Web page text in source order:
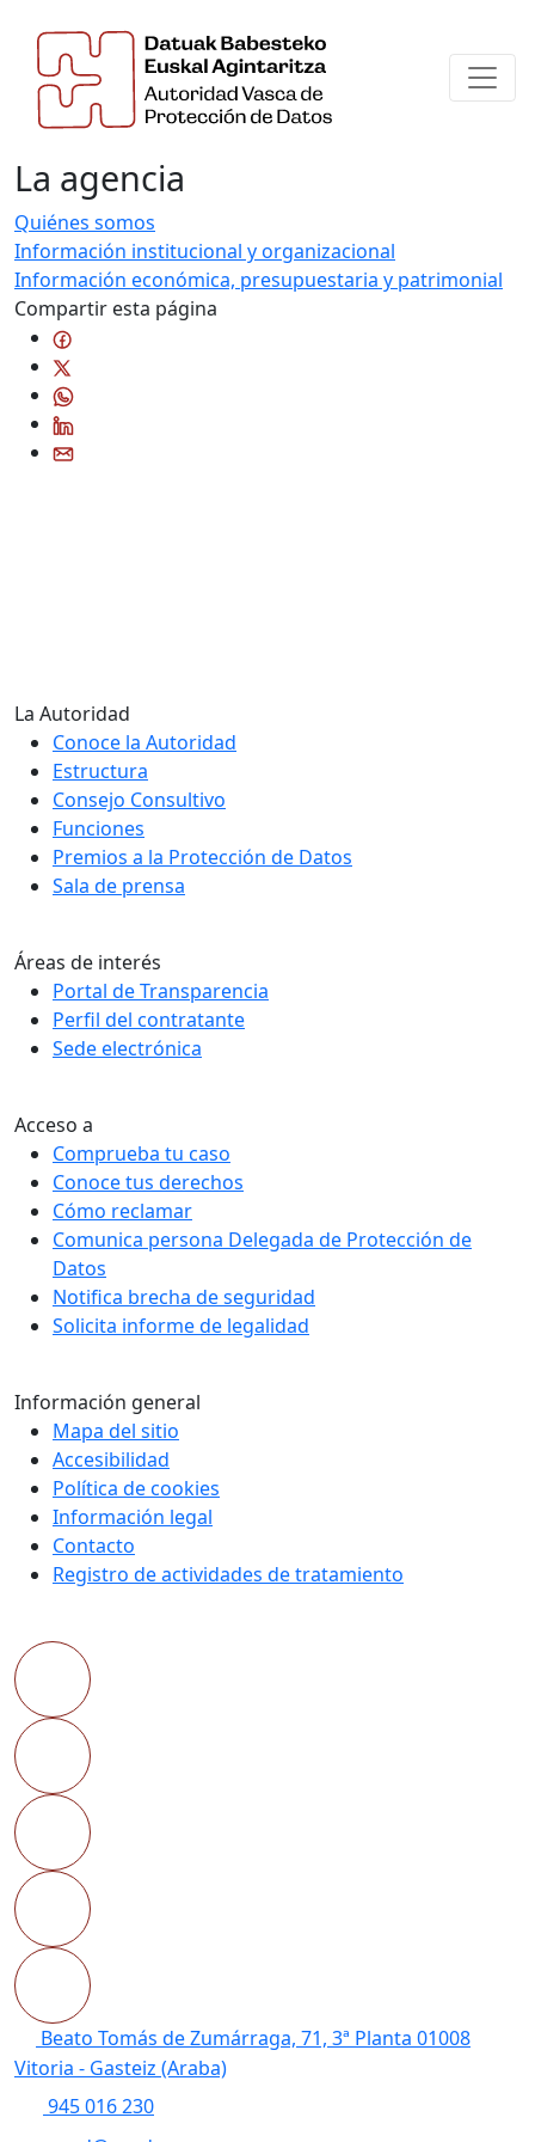
La agencia
Quiénes somos
Información institucional y organizacional
Información económica, presupuestaria y patrimonial
Compartir esta página
La Autoridad
Conoce la Autoridad
Estructura
Consejo Consultivo
Funciones
Premios a la Protección de Datos
Sala de prensa
Áreas de interés
Portal de Transparencia
Perfil del contratante
Sede electrónica
Acceso a
Comprueba tu caso
Conoce tus derechos
Cómo reclamar
Comunica persona Delegada de Protección de
Datos
Notifica brecha de seguridad
Solicita informe de legalidad
Información general
Mapa del sitio
Accesibilidad
Política de cookies
Información legal
Contacto
Registro de actividades de tratamiento
Beato Tomás de Zumárraga, 71, 3ª Planta 01008
Vitoria - Gasteiz (Araba)
945 016 230